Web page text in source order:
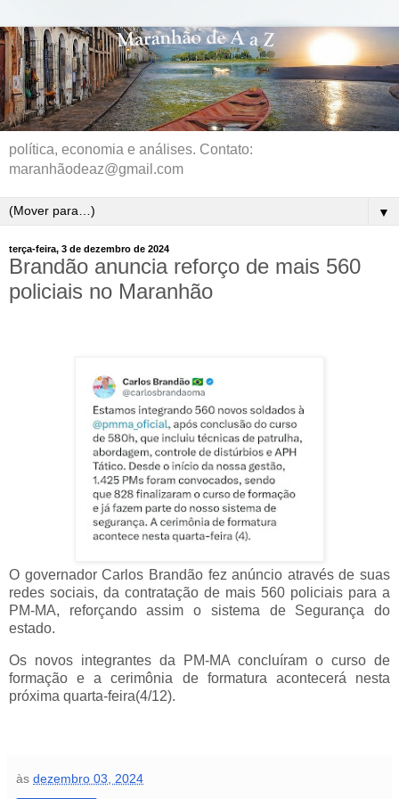
política, economia e análises. Contato:
maranhãodeaz@gmail.com
▼
terça-feira, 3 de dezembro de 2024
Brandão anuncia reforço de mais 560
policiais no Maranhão
O governador Carlos Brandão fez anúncio através de suas
redes sociais, da contratação de mais 560 policiais para a
PM-MA, reforçando assim o sistema de Segurança do
estado.
Os novos integrantes da PM-MA concluíram o curso de
formação e a cerimônia de formatura acontecerá nesta
próxima quarta-feira(4/12).
às dezembro 03, 2024